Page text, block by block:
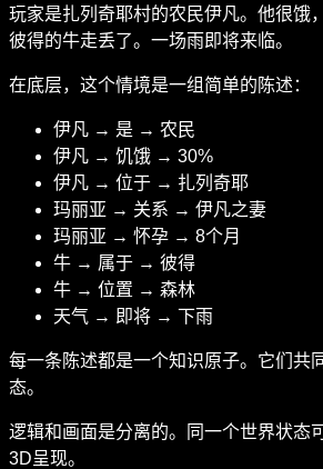
玩家是扎列奇耶村的农民伊凡。他很饿
彼得的牛走丢了。一场雨即将来临。
在底层，这个情境是一组简单的陈述：
伊凡 → 是 → 农民
伊凡 → 饥饿 → 30%
伊凡 → 位于 → 扎列奇耶
玛丽亚 → 关系 → 伊凡之妻
玛丽亚 → 怀孕 → 8个月
牛 → 属于 → 彼得
牛 → 位置 → 森林
天气 → 即将 → 下雨
每一条陈述都是一个知识原子。它们共
态。
逻辑和画面是分离的。同一个世界状态
3D呈现。